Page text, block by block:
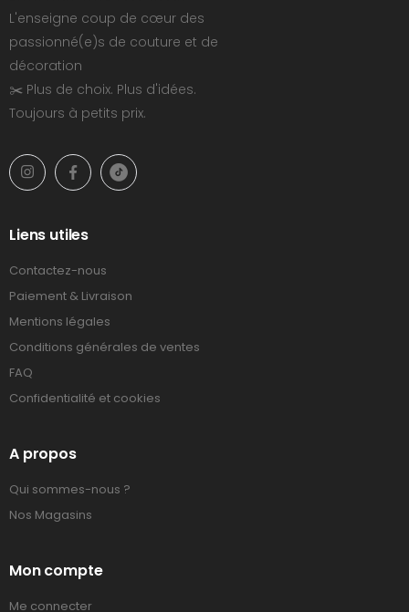
L'enseigne coup de cœur des
passionné(e)s de couture et de
décoration
✂️ Plus de choix. Plus d'idées.
Toujours à petits prix.
Liens utiles
Contactez-nous
Paiement & Livraison
Mentions légales
Conditions générales de ventes
FAQ
Confidentialité et cookies
A propos
Qui sommes-nous ?
Nos Magasins
Mon compte
Me connecter